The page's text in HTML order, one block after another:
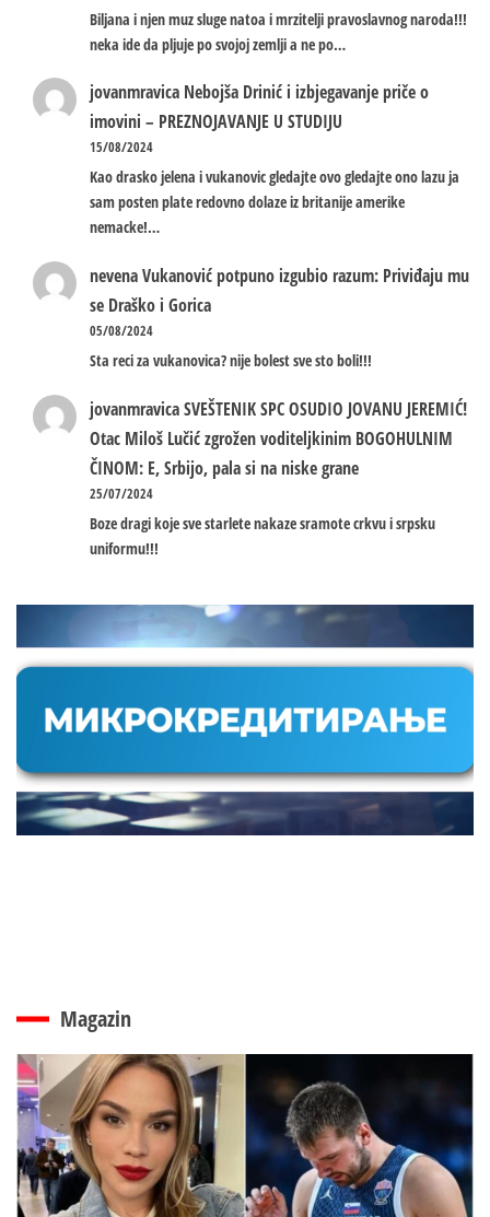
Biljana i njen muz sluge natoa i mrzitelji pravoslavnog naroda!!!
neka ide da pljuje po svojoj zemlji a ne po…
jovanmravica Nebojša Drinić i izbjegavanje priče o
imovini – PREZNOJAVANJE U STUDIJU
15/08/2024
Kao drasko jelena i vukanovic gledajte ovo gledajte ono lazu ja
sam posten plate redovno dolaze iz britanije amerike
nemacke!…
nevenaVukanović potpuno izgubio razum: Priviđaju mu
se Draško i Gorica
05/08/2024
Sta reci za vukanovica? nije bolest sve sto boli!!!
jovanmravicaSVEŠTENIK SPC OSUDIO JOVANU JEREMIĆ!
Otac Miloš Lučić zgrožen voditeljkinim BOGOHULNIM
ČINOM: E, Srbijo, pala si na niske grane
25/07/2024
Boze dragi koje sve starlete nakaze sramote crkvu i srpsku
uniformu!!!
Magazin